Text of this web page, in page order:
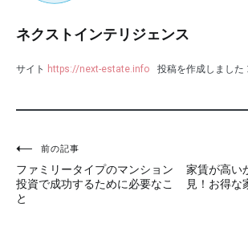
ネクストインテリジェンス
サイト https://next-estate.info 投稿を作成しました
投
稿
ナ
前の記事
ファミリータイプのマンション
投資で成功するために必要なこ
と
家賃が高い
見！お得な